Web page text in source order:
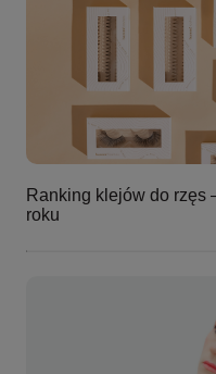
Ranking klejów do rzęs
roku